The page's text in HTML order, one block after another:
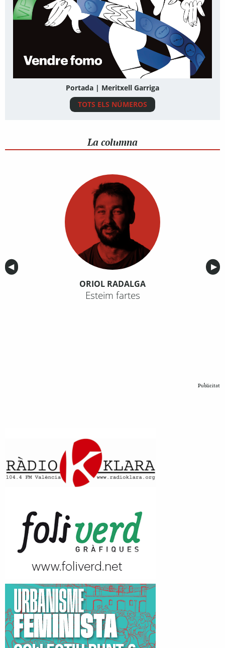
Portada | Meritxell Garriga
TOTS ELS NÚMEROS
La columna
Anterior
◀︎ ▶︎
ORIOL RADALGA
Esteim fartes
Publicitat